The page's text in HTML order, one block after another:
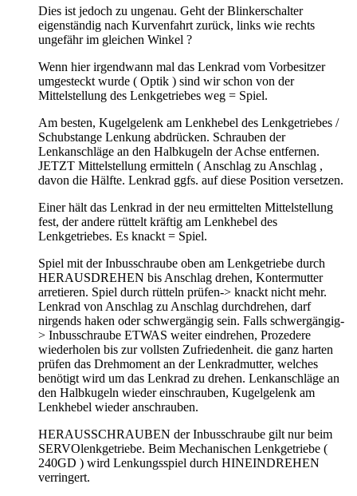
Dies ist jedoch zu ungenau. Geht der Blinkerschalter
eigenständig nach Kurvenfahrt zurück, links wie rechts
ungefähr im gleichen Winkel ?
Wenn hier irgendwann mal das Lenkrad vom Vorbesitzer
umgesteckt wurde ( Optik ) sind wir schon von der
Mittelstellung des Lenkgetriebes weg = Spiel.
Am besten, Kugelgelenk am Lenkhebel des Lenkgetriebes /
Schubstange Lenkung abdrücken. Schrauben der
Lenkanschläge an den Halbkugeln der Achse entfernen.
JETZT Mittelstellung ermitteln ( Anschlag zu Anschlag ,
davon die Hälfte. Lenkrad ggfs. auf diese Position versetzen.
Einer hält das Lenkrad in der neu ermittelten Mittelstellung
fest, der andere rüttelt kräftig am Lenkhebel des
Lenkgetriebes. Es knackt = Spiel.
Spiel mit der Inbusschraube oben am Lenkgetriebe durch
HERAUSDREHEN bis Anschlag drehen, Kontermutter
arretieren. Spiel durch rütteln prüfen-> knackt nicht mehr.
Lenkrad von Anschlag zu Anschlag durchdrehen, darf
nirgends haken oder schwergängig sein. Falls schwergängig-
> Inbusschraube ETWAS weiter eindrehen, Prozedere
wiederholen bis zur vollsten Zufriedenheit. die ganz harten
prüfen das Drehmoment an der Lenkradmutter, welches
benötigt wird um das Lenkrad zu drehen. Lenkanschläge an
den Halbkugeln wieder einschrauben, Kugelgelenk am
Lenkhebel wieder anschrauben.
HERAUSSCHRAUBEN der Inbusschraube gilt nur beim
SERVOlenkgetriebe. Beim Mechanischen Lenkgetriebe (
240GD ) wird Lenkungsspiel durch HINEINDREHEN
verringert.